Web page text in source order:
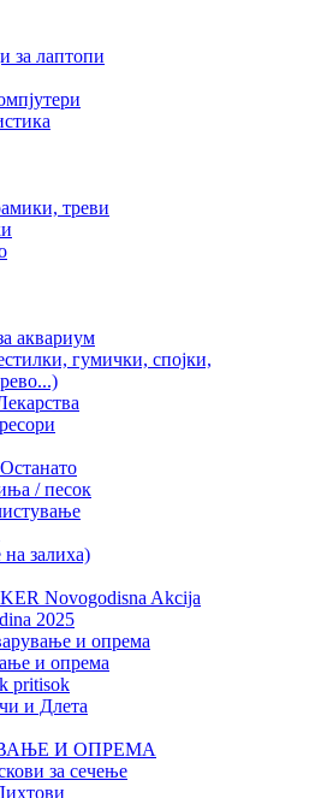
за лаптопи
треви
аквариум
гумички, спојки,
/ песок
залиха)
Novogodisna Akcija
2025
и опрема
и опрема
pritisok
и Длета
И ОПРЕМА
за сечење